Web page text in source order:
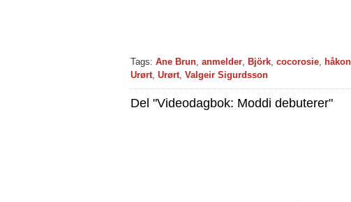
Tags: Ane Brun, anmelder, Björk, cocorosie,
Urørt, Urørt, Valgeir Sigurdsson
Del "Videodagbok: Moddi debuterer"